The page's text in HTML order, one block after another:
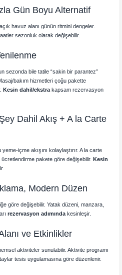
Gün Boyu Alternatif
havuz alanı günün ritmini dengeler.
sezonluk olarak değişebilir.
sezonda bile tatile “sakin bir parantez”
bakım hizmetleri çoğu pakette
Kesin dahil/ekstra kapsam rezervasyon
Dahil Akış + A la Carte
içme akışını kolaylaştırır. A la carte
pakete göre değişebilir.Kesin
Modern Düzen
göre değişebilir. Yatak düzeni, manzara,
rezervasyon adımında kesinleşir.
ve Etkinlikler
aktiviteler sunulabilir. Aktivite programı
tesis uygulamasına göre düzenlenir.